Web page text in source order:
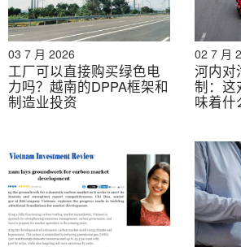
和绿色发展方向高度契合，有助于有
自2024年起，高知县在越南设立了支
B&Company Vietnam在高知县产业
授权下运营。该中心旨在促进两国企
术转移和市场开发。越南企业可以寻
形式包括供应商、技术合作伙伴或外
有意与科钦公司合作的越南企业可以
知县贸易支持服务台 – 越南高知县贸
合作目标，探索相关领域有价值的合
03 7 月 2026
工厂可以直接购买绿色电
力吗？越南的DPPA框架和
制造业投资
02 7 月
河内对
制：这
味着什